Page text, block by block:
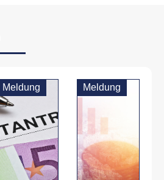
Meldung Meldung